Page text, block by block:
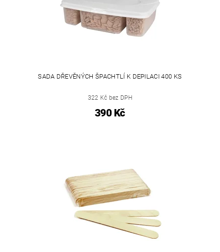
SADA DŘEVĚNÝCH ŠPACHTLÍ K DEPILACI 400 KS
322 Kč bez DPH
390 Kč